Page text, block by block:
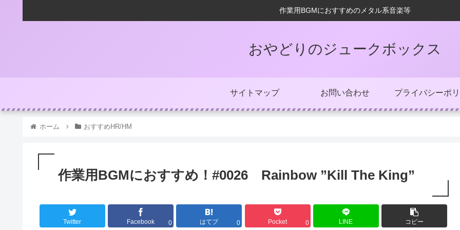
作業用BGMにおすすめのメタル系音楽等
おやどりのジュークボックス
サイトマップ お問い合わせ プライバシーポ
ホーム おすすめHR/HM
作業用BGMにおすすめ！#0026 Rainbow ”Kill The King”
Twitter Facebook 0 はてブ 0 Pocket 0 LINE コピー